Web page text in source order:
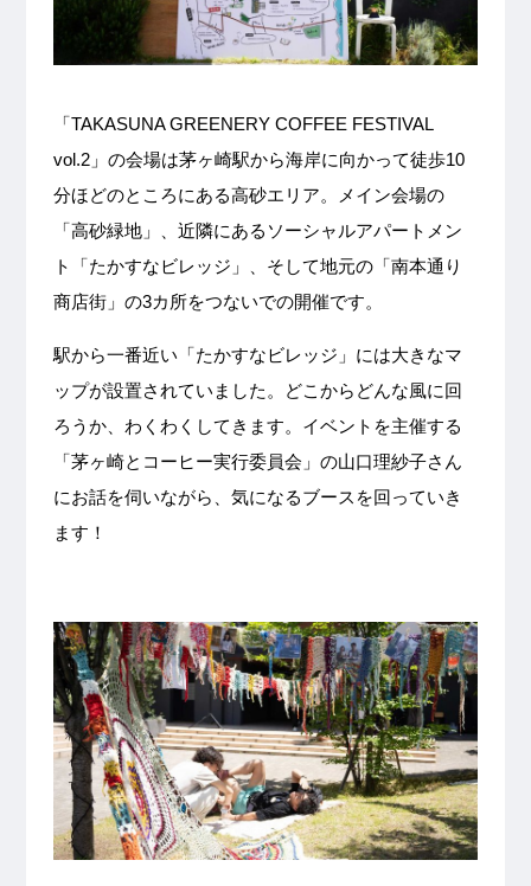
「TAKASUNA GREENERY COFFEE FESTIVAL
vol.2」の会場は茅ヶ崎駅から海岸に向かって徒歩10
分ほどのところにある高砂エリア。メイン会場の
「高砂緑地」、近隣にあるソーシャルアパートメン
ト「たかすなビレッジ」、そして地元の「南本通り
商店街」の3カ所をつないでの開催です。
駅から一番近い「たかすなビレッジ」には大きなマ
ップが設置されていました。どこからどんな風に回
ろうか、わくわくしてきます。イベントを主催する
「茅ヶ崎とコーヒー実行委員会」の山口理紗子さん
にお話を伺いながら、気になるブースを回っていき
ます！